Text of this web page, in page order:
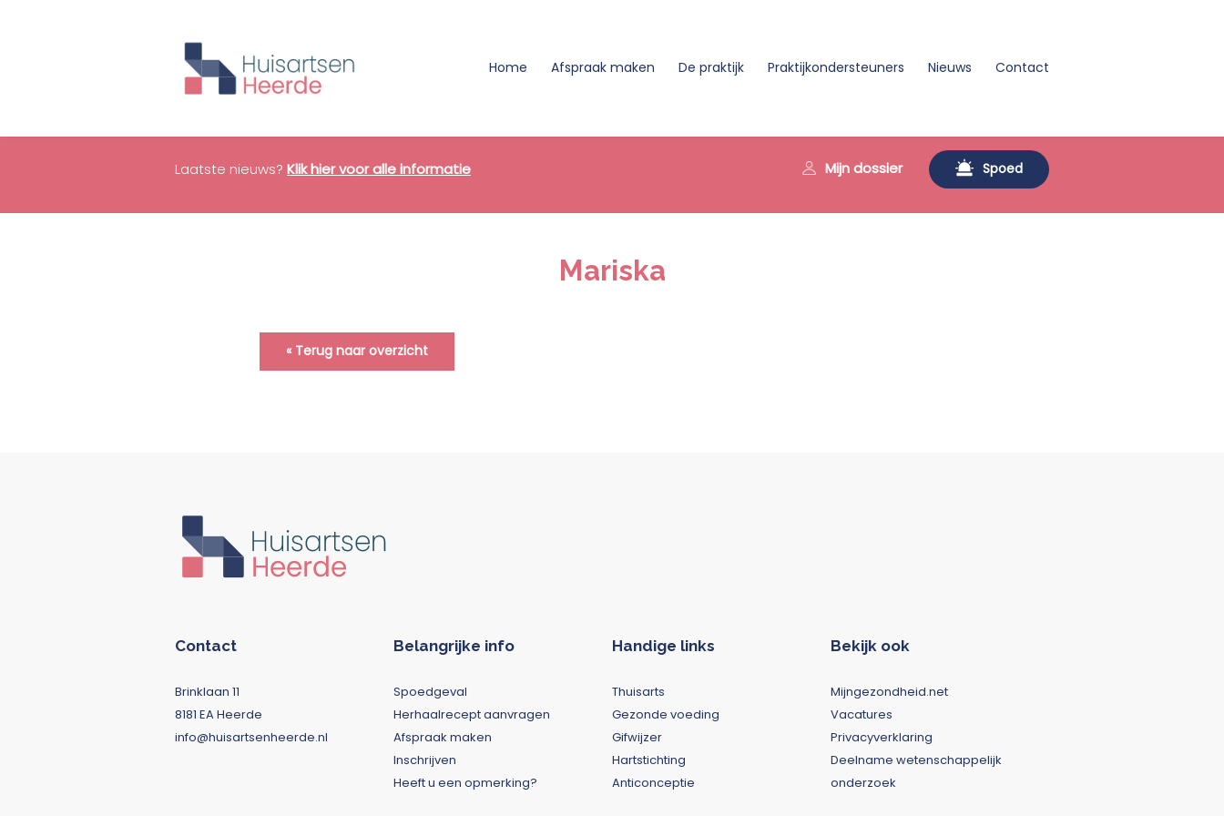
Home Afspraak maken De praktijk Praktijkondersteuners Nieuws Contact
Laatste nieuws? Klik hier voor alle informatie Mijn dossier Spoed
Mariska
« Terug naar overzicht
Contact
Brinklaan 11
8181 EA Heerde
info@huisartsenheerde.nl
Belangrijke info
Spoedgeval
Herhaalrecept aanvragen
Afspraak maken
Inschrijven
Heeft u een opmerking?
Handige links
Thuisarts
Gezonde voeding
Gifwijzer
Hartstichting
Anticonceptie
Bekijk ook
Mijngezondheid.net
Vacatures
Privacyverklaring
Deelname wetenschappelijk
onderzoek